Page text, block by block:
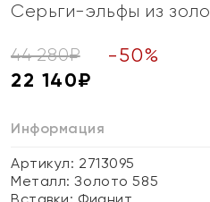
Серьги-эльфы из
44 280₽ -50%
22 140₽
Информация
Артикул: 2713095
Металл:Золото 585